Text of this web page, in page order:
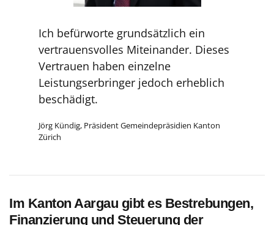
Ich befürworte grundsätzlich ein
vertrauensvolles Miteinander. Dieses
Vertrauen haben einzelne
Leistungserbringer jedoch erheblich
beschädigt.
Jörg Kündig, Präsident Gemeindepräsidien Kanton
Zürich
Im Kanton Aargau gibt es Bestrebungen,
Finanzierung und Steuerung der